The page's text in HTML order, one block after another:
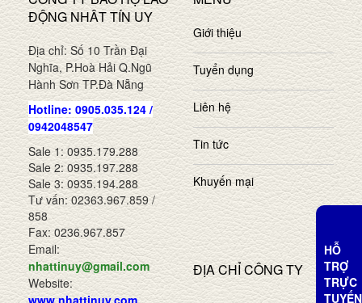
ĐỘNG NHÂT TÍN UY
Địa chỉ: Số 10 Trần Đại
Nghĩa, P.Hoà Hải Q.Ngũ
Hành Sơn TP.Đà Nẵng
Hotline: 0905.035.124 /
0942048547
Sale 1: 0935.179.288
Sale 2: 0935.197.288
Sale 3: 0935.194.288
Tư vấn: 02363.967.859 /
858
Fax: 0236.967.857
Email:
nhattinuy@gmail.com
Website:
Giới thiệu
Tuyển dụng
Liên hệ
Tin tức
Khuyến mại
ĐỊA CHỈ CÔNG TY
HỖ
TRỢ
TRỰC
TUYẾN